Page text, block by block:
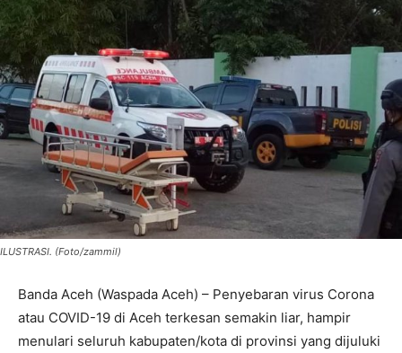
ILUSTRASI. (Foto/zammil)
Banda Aceh (Waspada Aceh) – Penyebaran virus Corona
atau COVID-19 di Aceh terkesan semakin liar, hampir
menulari seluruh kabupaten/kota di provinsi yang dijuluki